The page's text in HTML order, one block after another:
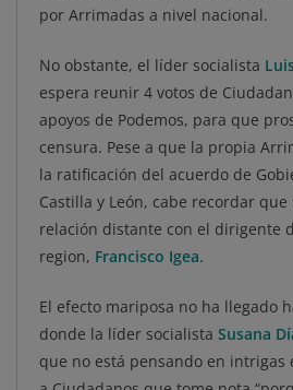
por Arrimadas a nivel nacional.
No obstante, el líder socialista
espera reunir 4 votos de
apoyos de Podemos, para que
censura. Pese a que la propia
la ratificación del acuerdo de
Castilla y León, cabe recordar
relación distante con el dirigente
region, Francisco Igea.
El efecto mariposa no ha llegado
donde la líder socialista Susana
que no está pensando en intrigas
Opciones de cookies
Rechazar cookies